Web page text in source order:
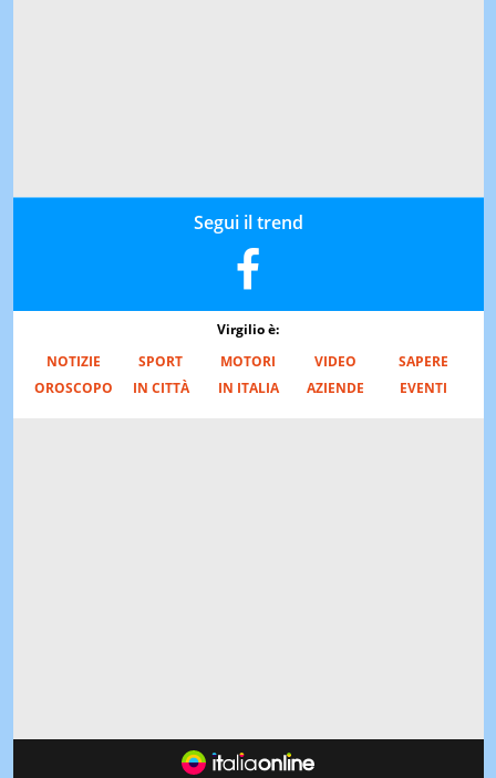
Segui il trend
Virgilio è:
NOTIZIE
SPORT MOTORI VIDEO
SAPERE
OROSCOPO
IN CITTÀ IN ITALIA AZIENDE EVENTI